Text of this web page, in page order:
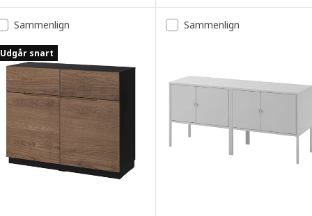
Mulighed: BESTÅ, Opbevaring
Mulighed: BESTÅ, Opbevaring
Mulighed: BESTÅ, Opbevaring
Sammenlign
Udgår snart
Sammenlign